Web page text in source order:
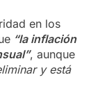
en los
“la inflación
, aunque
y está